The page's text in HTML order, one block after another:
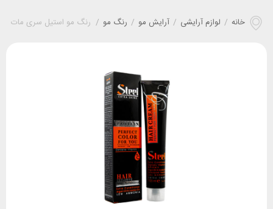
خانه / لوازم آرایشی / آرایش مو / رنگ مو / رنگ مو استیل سری مات